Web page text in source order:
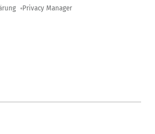
Privacy Manager